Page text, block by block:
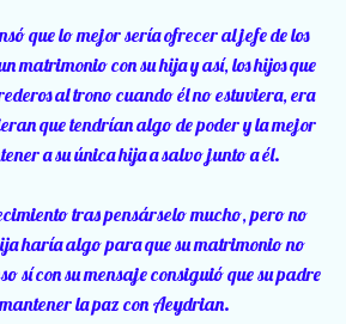
que lo mejor sería ofrecer al jefe de los
matrimonio con su hija y así, los hijos que
al trono cuando él no estuviera, era
que tendrían algo de poder y la mejor
a su única hija a salvo junto a él.
tras pensárselo mucho, pero no
haría algo para que su matrimonio no
sí con su mensaje consiguió que su padre
la paz con Aeydrian.